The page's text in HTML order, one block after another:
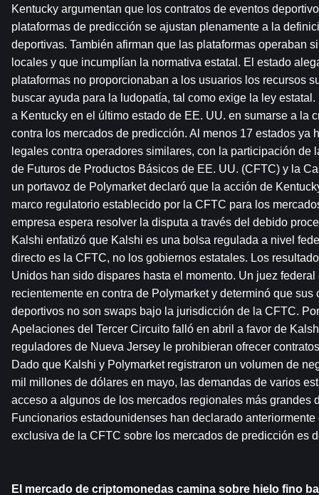
Kentucky argumentan que los contratos de eventos
plataformas de predicción se ajustan plenamente a la
deportivas. También afirman que las plataformas operaban
locales y que incumplían la normativa estatal. El estado
plataformas no proporcionaban a los usuarios los recursos
buscar ayuda para la ludopatía, tal como exige la ley
a Kentucky en el último estado de EE. UU. en sumarse a la
contra los mercados de predicción. Al menos 17 estados ya
legales contra operadores similares, con la participación de
de Futuros de Productos Básicos de EE. UU. (CFTC) y la
un portavoz de Polymarket declaró que la acción de
marco regulatorio establecido por la CFTC para los
empresa espera resolver la disputa a través del debido
Kalshi enfatizó que Kalshi es una bolsa regulada a nivel
directo es la CFTC, no los gobiernos estatales. Los
Unidos han sido dispares hasta el momento. Un juez
recientemente en contra de Polymarket y determinó que sus
deportivos no son swaps bajo la jurisdicción de la CFTC.
Apelaciones del Tercer Circuito falló en abril a favor de
reguladores de Nueva Jersey le prohibieran ofrecer
Dado que Kalshi y Polymarket registraron un volumen de
mil millones de dólares en mayo, las demandas de varios
acceso a algunos de los mercados regionales más grandes
Funcionarios estadounidenses han declarado
exclusiva de la CFTC sobre los mercados de predicción es
El mercado de criptomonedas camina sobre hielo fino